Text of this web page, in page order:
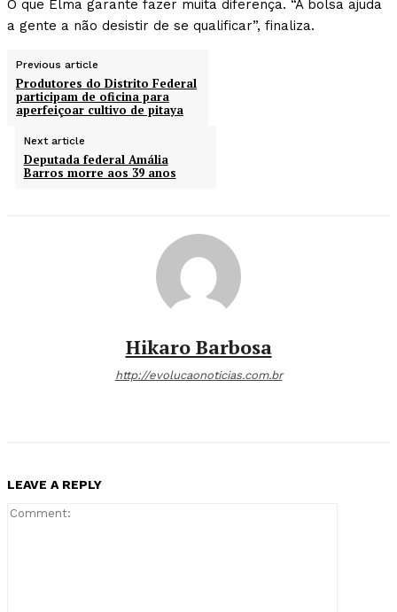
O que Elma garante fazer muita diferença. “A bolsa ajuda
a gente a não desistir de se qualificar”, finaliza.
Previous article
Produtores do Distrito Federal
participam de oficina para
aperfeiçoar cultivo de pitaya
Next article
Deputada federal Amália
Barros morre aos 39 anos
Hikaro Barbosa
http://evolucaonoticias.com.br
LEAVE A REPLY